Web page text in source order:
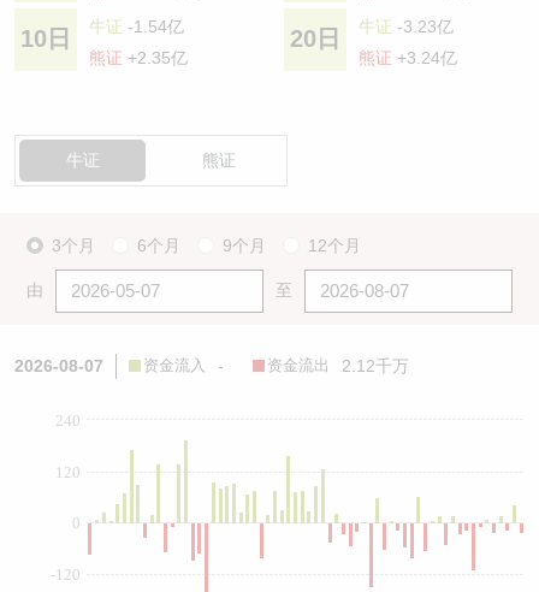
10日 牛证 -1.54亿
熊证 +2.35亿
20日 牛证 -3.23亿
熊证 +3.24亿
牛证 熊证
3个月 6个月 9个月 12个月
由 至
2026-08-07 资金流入 - 资金流出 2.12千万
0
-120
120
240